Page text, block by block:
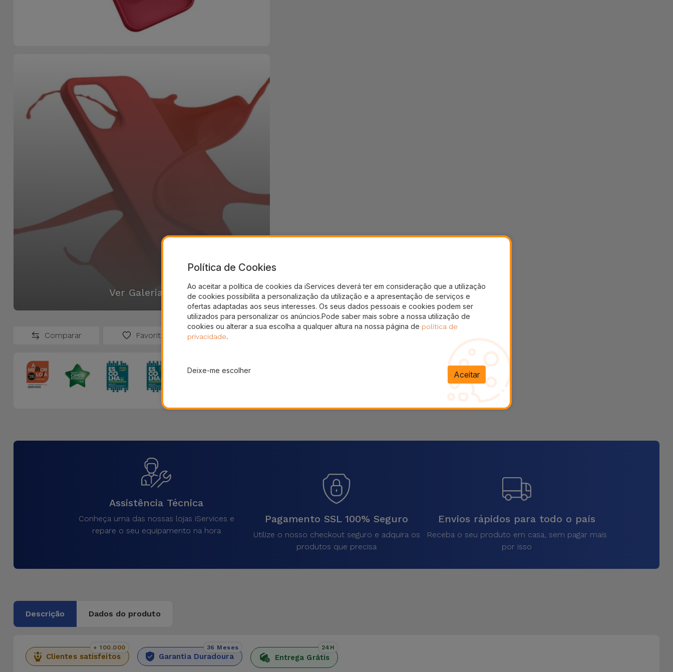
Ver Galeria
Comparar Favoritos
Assistência Técnica
Conheça uma das nossas lojas iServices e
repare o seu equipamento na hora
Pagamento SSL 100% Seguro
Utilize o nosso checkout seguro e adquira os
produtos que precisa
Envios rápidos para todo o país
Receba o seu produto em casa, sem pagar mais
por isso
Descrição Dados do produto
Clientes satisfeitos
+ 100.000
Garantia Duradoura
36 Meses
Entrega Grátis
24H
Política de Cookies
Ao aceitar a política de cookies da iServices deverá ter em consideração que a utilização
de cookies possibilita a personalização da utilização e a apresentação de serviços e
ofertas adaptadas aos seus interesses. Os seus dados pessoais e cookies podem ser
utilizados para personalizar os anúncios.Pode saber mais sobre a nossa utilização de
cookies ou alterar a sua escolha a qualquer altura na nossa página de política de
privacidade.
Deixe-me escolher Aceitar